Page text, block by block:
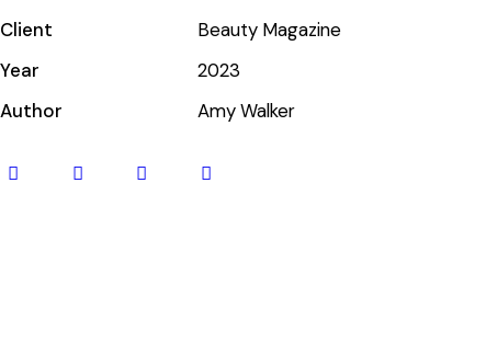
Client
Beauty Magazine
Year
2023
Author
Amy Walker